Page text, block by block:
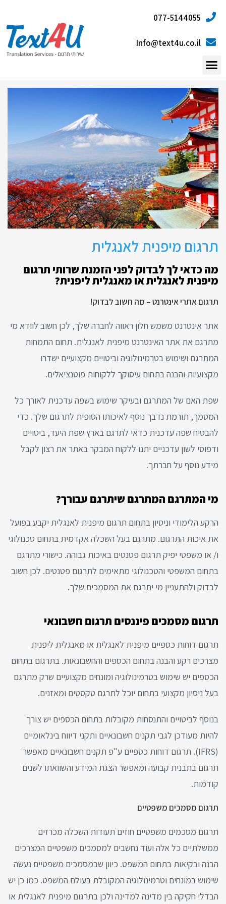
077-5144055
Info@text4u.co.il
תרגום מיפנית לאנגלית
מה כדאי לך לבדוק לפני הזמנת שרותי תרגום
מיפנית לאנגלית או מאנגלית ליפנית?
תרגום אתרי אינטרנט – מה חשוב לבדוק!
אתר אינטרנט משמש חלון ראווה לחברה שלך, לכן חשוב לוודא מי
מתרגם את אתר האינטרנט מיפנית לאנגלית. תחום התמחות
המתרגם ושימוש בטרמינולוגיה וביטויים מקצועיים ישדרו
מקצועיות והבנה בתחום עיסוקך ללקוחות פוטנציאלים.
שפת האם של המתרגם ובעיקר שימוש בשפה עדכנית לאורך כל
המסמך, תורמת נדבך נוסף לאיכותו הסופית לתרגום שלך. כדי
להבטיח שפה עדכנית כדאי לתרגם בארץ שפת היעד, ביטויים
ודפוסי לשון עדכניים יתנו ללקוח המבקר באתר את רצון לקבל
מידע נוסף על חברתך.
מי המתרגם המתרגם שיתרגם עבורך?
הרקע הלימודי וניסיון בתחום תרגום מיפנית לאנגלית יקבע בפועל
את איכות התרגום. מתרגם בעל השכלה אקדמית בתחום טכנולוגי
ו/ או משפטי יפיק תרגום פטנטים באיכות גבוהה. כישורי מתרגם
בתחום המשפטי והטכנולוגי מתאימים לתרגום פטנטים. לכן חשוב
לבדוק ולהתעניין מי יתרגם את המסמכים שלך.
תרגום מסמכים פיננסים תרגום חשבונאי
תרגום דוחות כספיים מיפנית לאנגלית או מאנגלית ליפנית
מצרכים רקע והבנה בתחום הכספים והחשבונאות. בתרגום בתחום
הכספים יש שימוש בטרמינולוגיה ומונחים מקצועיים שרק מתרגם
בעל ניסיון מקצועי בתחום יוכל לתרגם טקסטים ומאזנים.
בנוסף לביטויים והתנסחות מקובלות בתחום הכספים יש צורך
להיות מעודכן לגבי תקנים חשבונאיים ותקני דיווח בינלאומיים
(IFRS). תרגום דוחות כספיים ע"פ תקנים חשבונאיים מאפשר
תרגום בתבנית קבועה ומאפשר הצגת המידע והשוואתו לשנים
קודמות.
תרגום מסמכים משפטיים
תרגום מסכמים משפטיים חוזים תעודות השכלה מכרזים
ממשלתיים כל אלה ועוד נחשבים למסמכים משפטיים המצרכים
הבנה ובקיאות בתחום המשפט. כיוון שבמסמכים משפטיים נעשה
שימוש במונחים וטרמינולוגיה המקובלת בעולם המשפט. כמו כן יש
הבדלי חקיקה בין מדינה למדינה ולכן בתרגום מיפנית לאנגלית או